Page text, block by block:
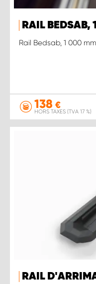
RAIL BEDSAB,
Rail Bedsab, 1 000 mm
138 €
HORS TAXES (TVA 17 %)
RAIL